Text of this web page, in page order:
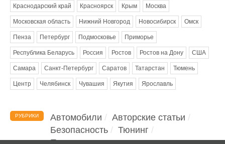
Краснодарский край Красноярск Крым Москва
Московская область Нижний Новгород Новосибирск Омск
Пенза Петербург Подмосковье Приморье
Республика Беларусь Россия Ростов Ростов на Дону США
Самара Санкт-Петербург Саратов Татарстан Тюмень
Центр Челябинск Чувашия Якутия Ярославль
РУБРИКИ Автомобили
Авторские статьи
Безопасность
Тюнинг